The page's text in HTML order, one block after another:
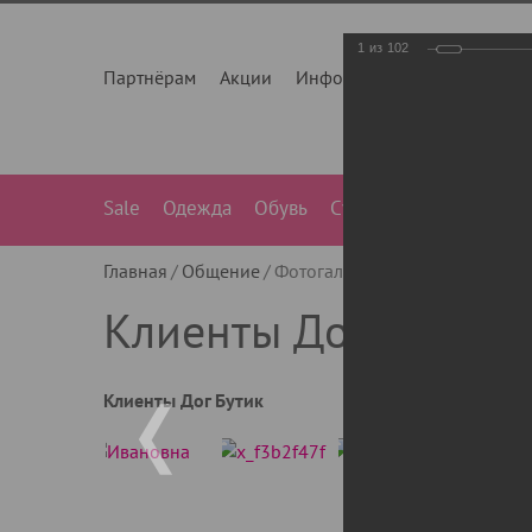
Партнёрам Акции Инфо
Sale Одежда Обувь Сумки
Главная Общение Фотогалерея
Клиенты Дог Бутик
Клиенты Дог Бутик
1 из 102